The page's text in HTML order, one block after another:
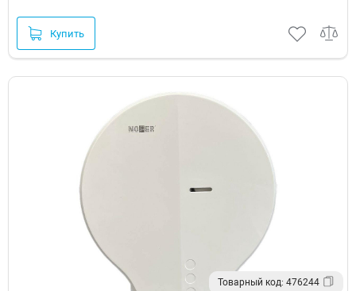
Купить
Товарный код: 476244